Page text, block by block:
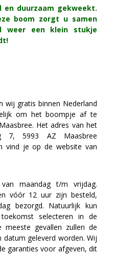
en duurzaam gekweekt.
boom zorgt u samen
weer een klein stukje
wij gratis binnen Nederland
om het boompje af te
Het adres van het
7, 5993 AZ Maasbree
vind je op de website van
maandag t/m vrijdag.
vóór 12 uur zijn besteld,
bezorgd. Natuurlijk kun
selecteren in de
meeste gevallen zullen de
geleverd worden. Wij
garanties voor afgeven, dit